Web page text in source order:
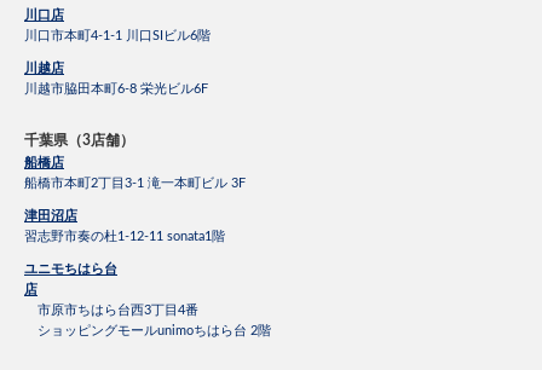
川口店
川口市本町4-1-1 川口SIビル6階
川越店
川越市脇田本町6-8 栄光ビル6F
千葉県（3店舗）
船橋店
船橋市本町2丁目3-1 滝一本町ビル 3F
津田沼店
習志野市奏の杜1-12-11 sonata1階
ユニモちはら台
店
市原市ちはら台西3丁目4番
ショッピングモールunimoちはら台 2階